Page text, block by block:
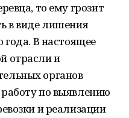
то ему грозит
в виде лишения
года. В настоящее
отрасли и
органов
по выявлению
и реализации